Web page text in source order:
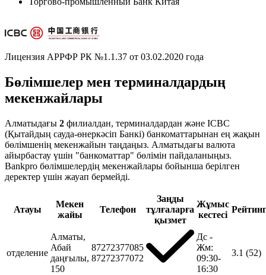
Лицензия АРРФР РК №1.1.37 от 03.02.2020 года
Бөлімшелер мен терминалдардың
мекенжайлары
Алматыдағы 2 филиалдан, терминалдардан және ICBC
(Қытайдың сауда-өнеркәсіп Банкі) банкоматтарынан ең жақын
бөлімшенің мекенжайын таңдаңыз. Алматыдағы валюта
айырбастау үшін "банкоматтар" бөлімін пайдаланыңыз.
Bankpro бөлімшелердің мекенжайлары бойынша берілген
деректер үшін жауап бермейді.
Атауы
Мекен
жайы
Телефон
Заңды
тұлғаларға
қызмет
Жұмыс
кестесі
Рейтинг
отделение
Алматы,
Абай
даңғылы,
150
87272377085
87272377072
Дс -
Жм:
09:30-
16:30
3.1 (52)